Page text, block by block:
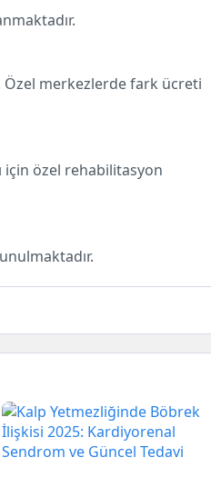
Özel merkezlerde fark ücreti
için özel rehabilitasyon